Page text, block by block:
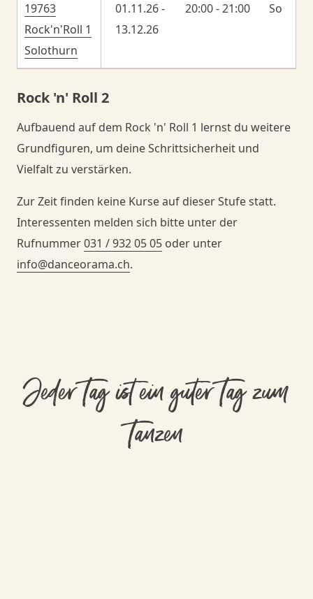
19763
Rock'n'Roll 1
Solothurn
01.11.26 -
13.12.26
20:00 - 21:00 So
Rock 'n' Roll 2
Aufbauend auf dem Rock 'n' Roll 1 lernst du weitere
Grundfiguren, um deine Schrittsicherheit und
Vielfalt zu verstärken.
Zur Zeit finden keine Kurse auf dieser Stufe statt.
Interessenten melden sich bitte unter der
Rufnummer031 / 932 05 05 oder unter
info@danceorama.ch.
Jeder Tag ist ein guter Tag zum
Tanzen